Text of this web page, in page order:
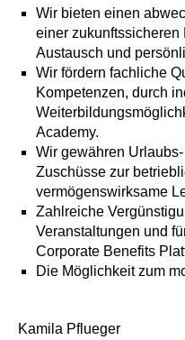
Wir bieten einen
einer zukunftssicheren
Austausch und
Wir fördern fachliche
Kompetenzen, durch
Academy.
Wir gewähren
Zuschüsse zur
vermögenswirksame
Zahlreiche
Veranstaltungen und
Corporate Benefits
Die Möglichkeit zum
Kamila Pflueger